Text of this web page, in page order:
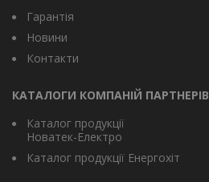
Гарантія
Новини
Контакти
КАТАЛОГИ КОМПАНІЙ ПАРТНЕРІВ
Каталог продукції
Новатек-Електро
Каталог продукції Енергохіт